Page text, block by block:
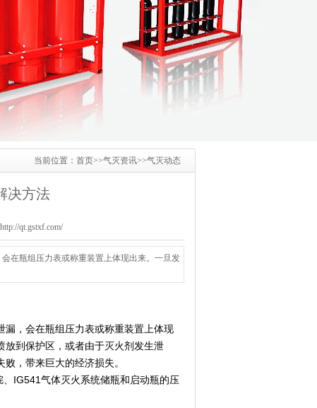
当前位置： 首页>>气灭资讯>>气灭动态
决方法
qt.gstxf.com/
在瓶组压力表或称重装置上体现出来。一旦发
，会在瓶组压力表或称重装置上体现
放到保护区，或者由于灭火剂发生泄
，带来巨大的经济损失。
IG541气体灭火系统储瓶和启动瓶的压